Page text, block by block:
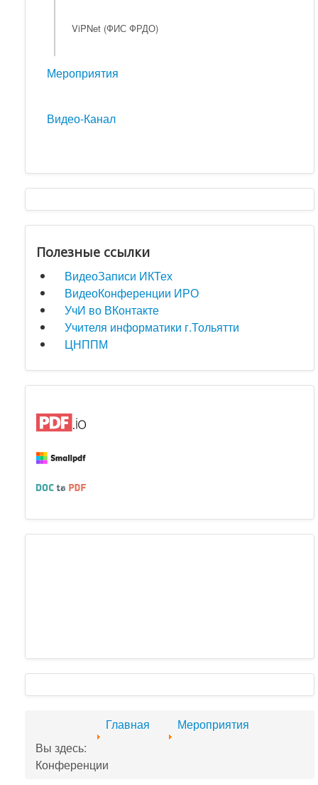
ViPNet (ФИС ФРДО)
Мероприятия
Видео-Канал
Полезные ссылки
ВидеоЗаписи ИКТех
ВидеоКонференции ИРО
УчИ во ВКонтакте
Учителя информатики г.Тольятти
ЦНППМ
Вы здесь:
Главная Мероприятия
Конференции